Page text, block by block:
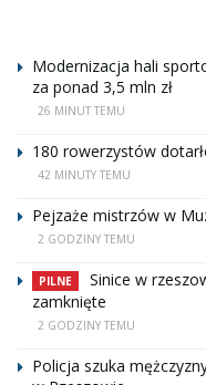
Modernizacja hali
za ponad 3,5 mln zł
26 MINUT TEMU
180 rowerzystów
42 MINUTY TEMU
Pejzaże mistrzów w
2 GODZINY TEMU
PILNE
Sinice w
zamknięte
2 GODZINY TEMU
Policja szuka